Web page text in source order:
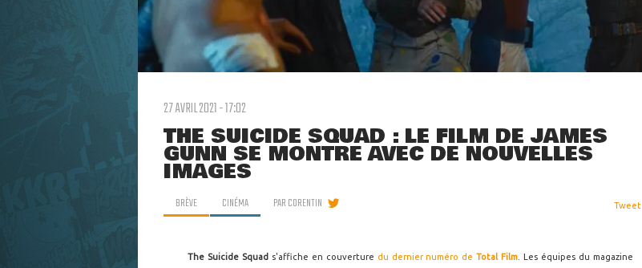
27 AVRIL 2021 - 17:02
THE SUICIDE SQUAD : LE FILM DE JAMES
GUNN SE MONTRE AVEC DE NOUVELLES
IMAGES
BRÈVE CINÉMA PARCORENTIN Tweet
The Suicide Squad s'affiche en couverture du dernier numéro deTotal Film . Les équipes du magazine